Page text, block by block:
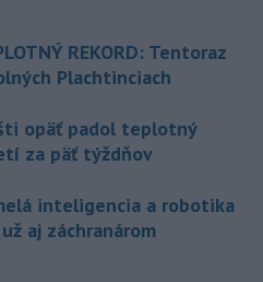
REKORD: Tentoraz
Plachtinciach
opäť padol teplotný
za päť týždňov
inteligencia a robotika
aj záchranárom